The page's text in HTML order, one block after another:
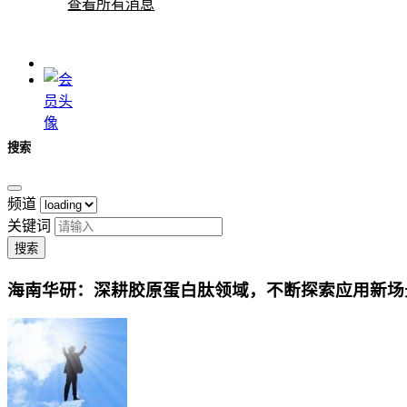
查看所有消息
搜索
频道
关键词
搜索
海南华研：深耕胶原蛋白肽领域，不断探索应用新